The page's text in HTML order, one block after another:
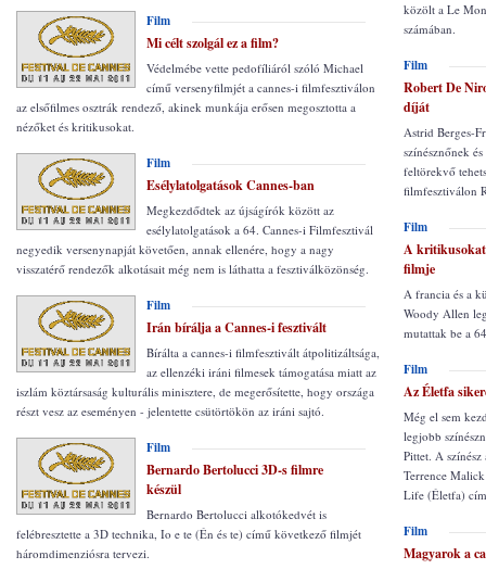
Film
Mi célt szolgál ez a film?
Védelmébe vette pedofíliáról szóló Michael
című versenyfilmjét a cannes-i filmfesztiválon
az elsőfilmes osztrák rendező, akinek munkája erősen megosztotta a
nézőket és kritikusokat.
Film
Esélylatolgatások Cannes-ban
Megkezdődtek az újságírók között az
esélylatolgatások a 64. Cannes-i Filmfesztivál
negyedik versenynapját követően, annak ellenére, hogy a nagy
visszatérő rendezők alkotásait még nem is láthatta a fesztiválközönség.
Film
Irán bírálja a Cannes-i fesztivált
Bírálta a cannes-i filmfesztivált átpolitizáltsága,
az ellenzéki iráni filmesek támogatása miatt az
iszlám köztársaság kulturális minisztere, de megerősítette, hogy országa
részt vesz az eseményen - jelentette csütörtökön az iráni sajtó.
Film
Bernardo Bertolucci 3D-s filmre
készül
Bernardo Bertolucci alkotókedvét is
felébresztette a 3D technika, Io e te (Én és te) című következő filmjét
háromdimenziósra tervezi.
közölt a Le
számában.
Film
Robert De
díját
Astrid Berges-
színésznőnek
feltörekvő
filmfesztiválon
Film
A kritikusokat
filmje
A francia és a
Woody Allen
mutattak be a
Film
Az Életfa
Még el sem
legjobb
Pittet. A
Terrence
Life (Életfa)
Film
Magyarok a